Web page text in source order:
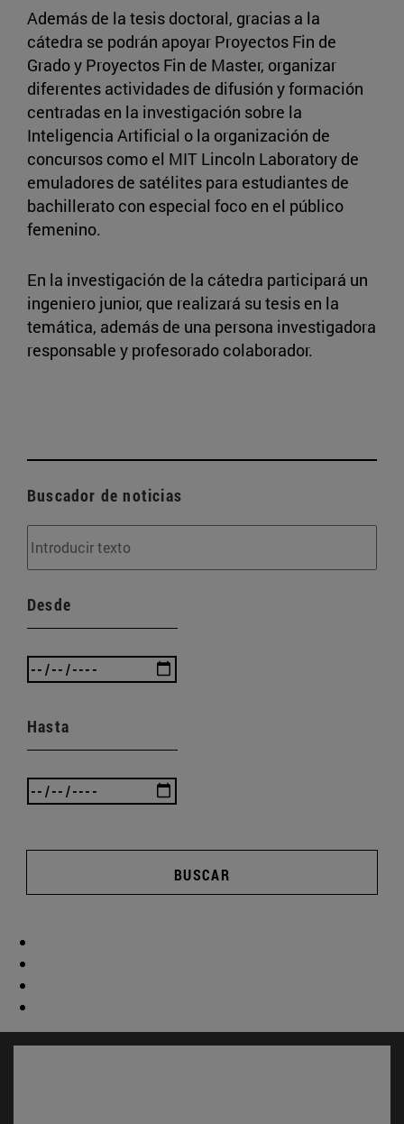
Además de la tesis doctoral, gracias a la
cátedra se podrán apoyar Proyectos Fin de
Grado y Proyectos Fin de Master, organizar
diferentes actividades de difusión y formación
centradas en la investigación sobre la
Inteligencia Artificial o la organización de
concursos como el MIT Lincoln Laboratory de
emuladores de satélites para estudiantes de
bachillerato con especial foco en el público
femenino.
En la investigación de la cátedra participará un
ingeniero junior, que realizará su tesis en la
temática, además de una persona investigadora
responsable y profesorado colaborador.
Buscador de noticias
Desde
Hasta
BUSCAR